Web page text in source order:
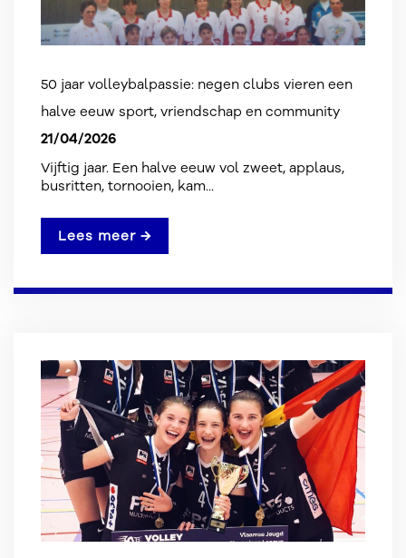
50 jaar volleybalpassie: negen clubs vieren een
halve eeuw sport, vriendschap en community
21/04/2026
Vijftig jaar. Een halve eeuw vol zweet, applaus,
busritten, tornooien, kam...
Lees meer →